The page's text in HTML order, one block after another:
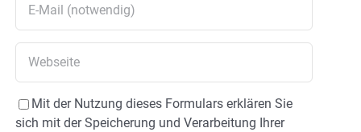
Mit der Nutzung dieses Formulars erklären Sie
sich mit der Speicherung und Verarbeitung Ihrer